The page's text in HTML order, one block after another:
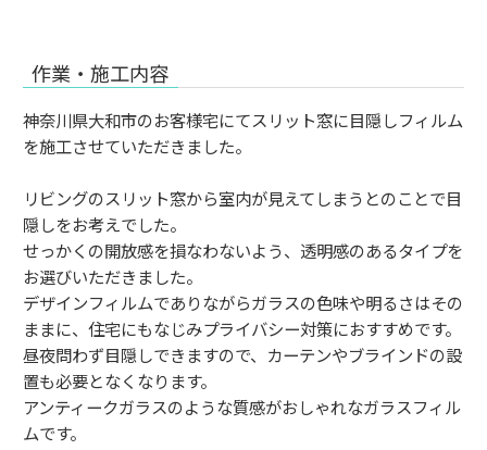
作業・施工内容
神奈川県大和市のお客様宅にてスリット窓に目隠しフィルム
を施工させていただきました。
リビングのスリット窓から室内が見えてしまうとのことで目
隠しをお考えでした。
せっかくの開放感を損なわないよう、透明感のあるタイプを
お選びいただきました。
デザインフィルムでありながらガラスの色味や明るさはその
ままに、住宅にもなじみプライバシー対策におすすめです。
昼夜問わず目隠しできますので、カーテンやブラインドの設
置も必要となくなります。
アンティークガラスのような質感がおしゃれなガラスフィル
ムです。